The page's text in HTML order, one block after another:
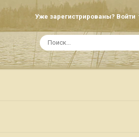
Уже зарегистрированы? Войти